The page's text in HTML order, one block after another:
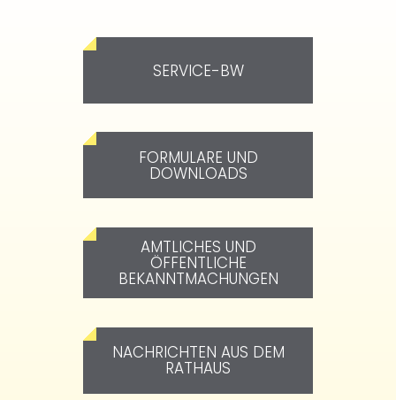
SERVICE-BW
FORMULARE UND
DOWNLOADS
AMTLICHES UND
ÖFFENTLICHE
BEKANNTMACHUNGEN
NACHRICHTEN AUS DEM
RATHAUS